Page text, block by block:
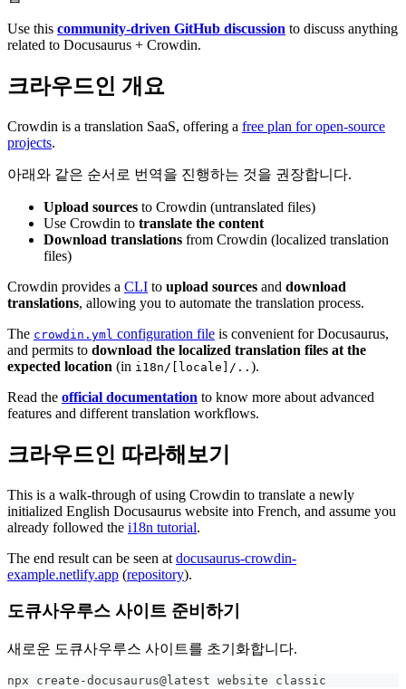
Use this community-driven GitHub discussion to discuss anything
related to Docusaurus + Crowdin.
크라우드인 개요
Crowdin is a translation SaaS, offering a free plan for open-source
projects.
아래와 같은 순서로 번역을 진행하는 것을 권장합니다.
Upload sources to Crowdin (untranslated files)
Use Crowdin to translate the content
Download translations from Crowdin (localized translation
files)
Crowdin provides a CLI to upload sources and download
translations, allowing you to automate the translation process.
The crowdin.yml configuration file is convenient for Docusaurus,
and permits to download the localized translation files at the
expected location (in i18n/[locale]/.. ).
Read the official documentation to know more about advanced
features and different translation workflows.
크라우드인 따라해보기
This is a walk-through of using Crowdin to translate a newly
initialized English Docusaurus website into French, and assume you
already followed the i18n tutorial.
The end result can be seen at docusaurus-crowdin-
example.netlify.app (repository).
도큐사우루스 사이트 준비하기
새로운 도큐사우루스 사이트를 초기화합니다.
npx create-docusaurus@latest website classic